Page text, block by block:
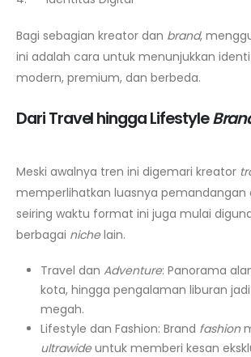
Bagi sebagian kreator dan brand,
ini adalah cara untuk menunjukkan
modern, premium, dan berbeda.
Dari Travel hingga Lifestyle
Meski awalnya tren ini digemari kreator
memperlihatkan luasnya pemandangan
seiring waktu format ini juga mulai
berbagai nichelain.
Travel dan Adventure: Panorama
kota, hingga pengalaman liburan
megah.
Lifestyle dan Fashion: Brand fashion
ultrawideuntuk memberi kesan